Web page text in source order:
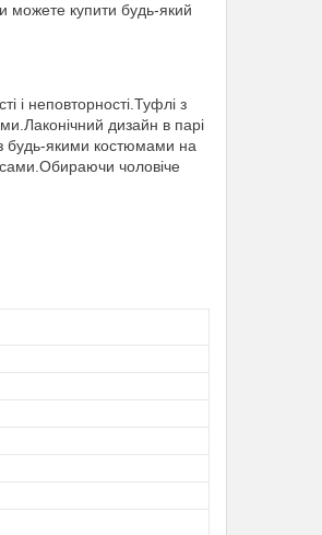
можете купити будь-який
і неповторності.Туфлі з
дизайн в парі
будь-якими костюмами на
чоловіче